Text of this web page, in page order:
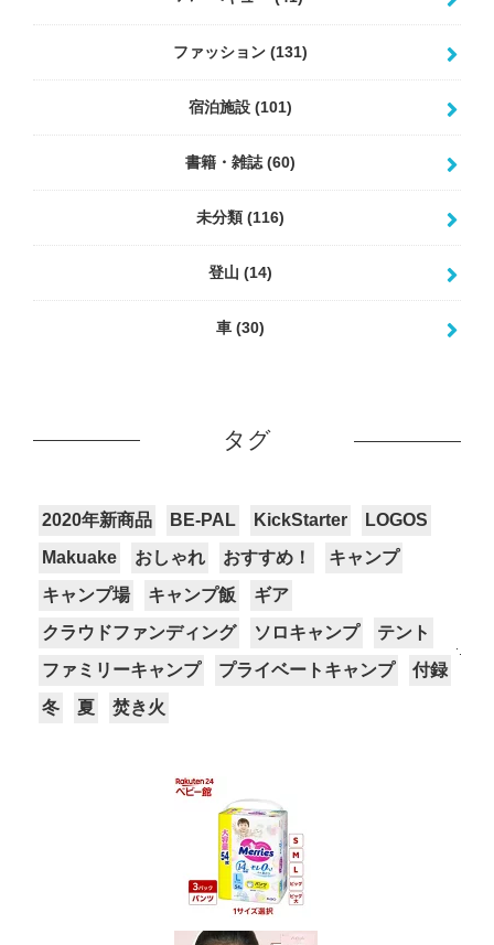
ファッション (131)
宿泊施設 (101)
書籍・雑誌 (60)
未分類 (116)
登山 (14)
車 (30)
タグ
2020年新商品 BE-PAL KickStarter
LOGOS
Makuake
おしゃれ おすすめ！
キャンプ
キャンプ場
キャンプ飯
ギア
クラウドファンディング
ソロキャンプ
テント
ファミリーキャンプ
プライベートキャンプ
付録
冬
夏 焚き火